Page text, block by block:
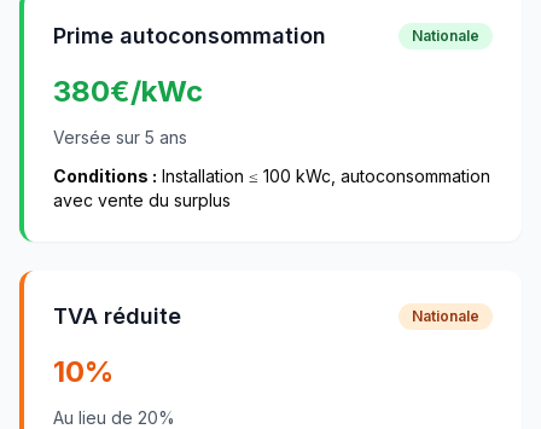
Prime autoconsommation Nationale
380€/kWc
Versée sur 5 ans
Conditions : Installation ≤ 100 kWc, autoconsommation
avec vente du surplus
TVA réduite Nationale
10%
Au lieu de 20%